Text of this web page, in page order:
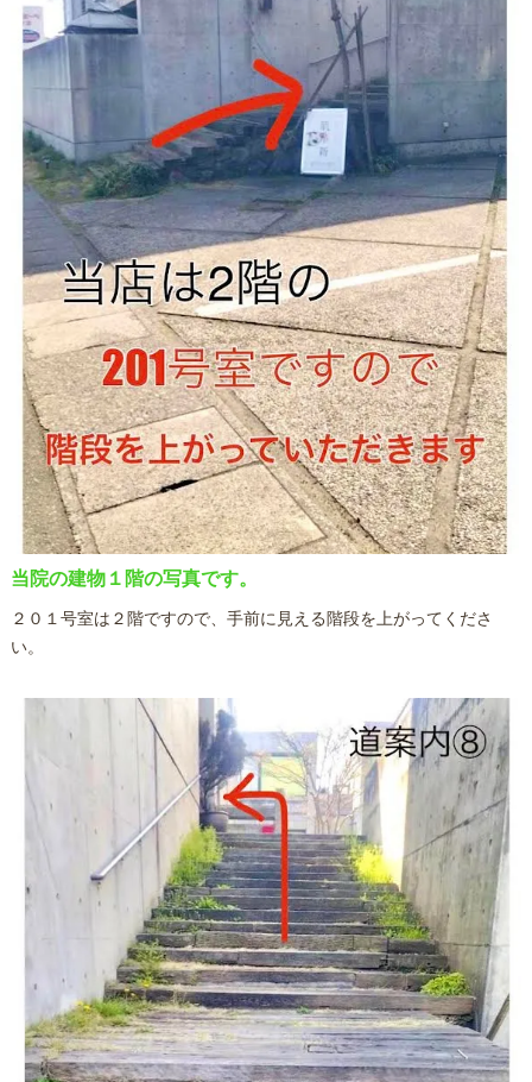
当院の建物１階の写真です。
２０１号室は２階ですので、手前に見える階段を上がってくださ
い。